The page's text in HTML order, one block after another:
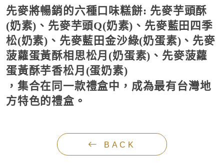
先麥將暢銷的六種口味糕餅: 先麥芋頭酥
(奶素)、先麥芋頭Q(奶素)、先麥藍田四季
松(奶素)、 先麥藍田金沙綠(奶蛋素) 、先麥
菠蘿蛋黃酥相思松月(奶蛋素)、先麥菠蘿
蛋黃酥芋香松月(蛋奶素)
，集合在同一款禮盒中，成為最有台灣地
方特色的禮盒。
BACK